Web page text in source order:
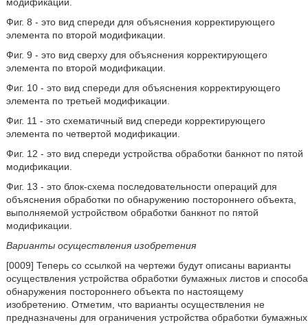
Фиг. 8 - это вид спереди для объяснения корректирующего
элемента по второй модификации.
Фиг. 9 - это вид сверху для объяснения корректирующего
элемента по второй модификации.
Фиг. 10 - это вид спереди для объяснения корректирующего
элемента по третьей модификации.
Фиг. 11 - это схематичный вид спереди корректирующего
элемента по четвертой модификации.
Фиг. 12 - это вид спереди устройства обработки банкнот по пятой
модификации.
Фиг. 13 - это блок-схема последовательности операций для
объяснения обработки по обнаружению постороннего объекта,
выполняемой устройством обработки банкнот по пятой
модификации.
Варианты осуществления изобретения
[0009] Теперь со ссылкой на чертежи будут описаны варианты
осуществления устройства обработки бумажных листов и способа
обнаружения постороннего объекта по настоящему
изобретению. Отметим, что варианты осуществления не
предназначены для ограничения устройства обработки бумажных